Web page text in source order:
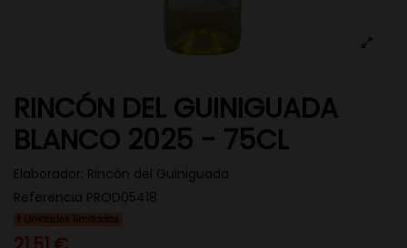
RINCÓN DEL GUINIGUADA
BLANCO 2025 - 75CL
Elaborador: Rincón del Guiniguada
Referencia PROD05418
Unidades limitadas